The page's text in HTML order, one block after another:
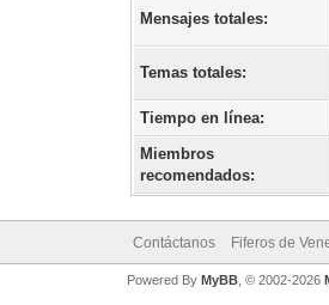
Mensajes totales:
Temas totales:
Tiempo en línea:
Miembros
recomendados:
Contáctanos Fiferos de
Powered By MyBB, © 2002-2026